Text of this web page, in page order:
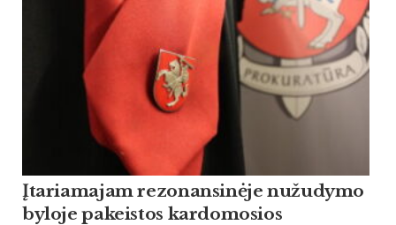
Įtariamajam rezonansinėje nužudymo
byloje pakeistos kardomosios